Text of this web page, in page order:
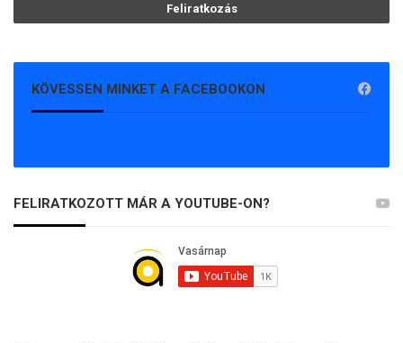
KÖVESSEN MINKET A FACEBOOKON
FELIRATKOZOTT MÁR A YOUTUBE-ON?